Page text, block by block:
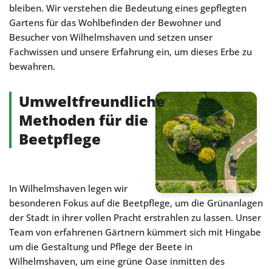
bleiben. Wir verstehen die Bedeutung eines gepflegten
Gartens für das Wohlbefinden der Bewohner und
Besucher von Wilhelmshaven und setzen unser
Fachwissen und unsere Erfahrung ein, um dieses Erbe zu
bewahren.
Umweltfreundliche
Methoden für die
Beetpflege
In Wilhelmshaven legen wir
besonderen Fokus auf die Beetpflege, um die Grünanlagen
der Stadt in ihrer vollen Pracht erstrahlen zu lassen. Unser
Team von erfahrenen Gärtnern kümmert sich mit Hingabe
um die Gestaltung und Pflege der Beete in
Wilhelmshaven, um eine grüne Oase inmitten des